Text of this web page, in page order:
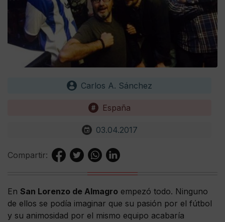
Carlos A. Sánchez
España
03.04.2017
Compartir:
En San Lorenzo de Almagro empezó todo. Ninguno
de ellos se podía imaginar que su pasión por el fútbol
y su animosidad por el mismo equipo acabaría